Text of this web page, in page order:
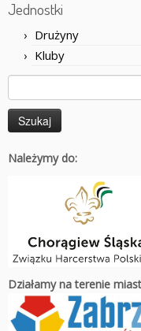
Jednostki
Drużyny
Kluby
Należymy do:
Działamy na terenie